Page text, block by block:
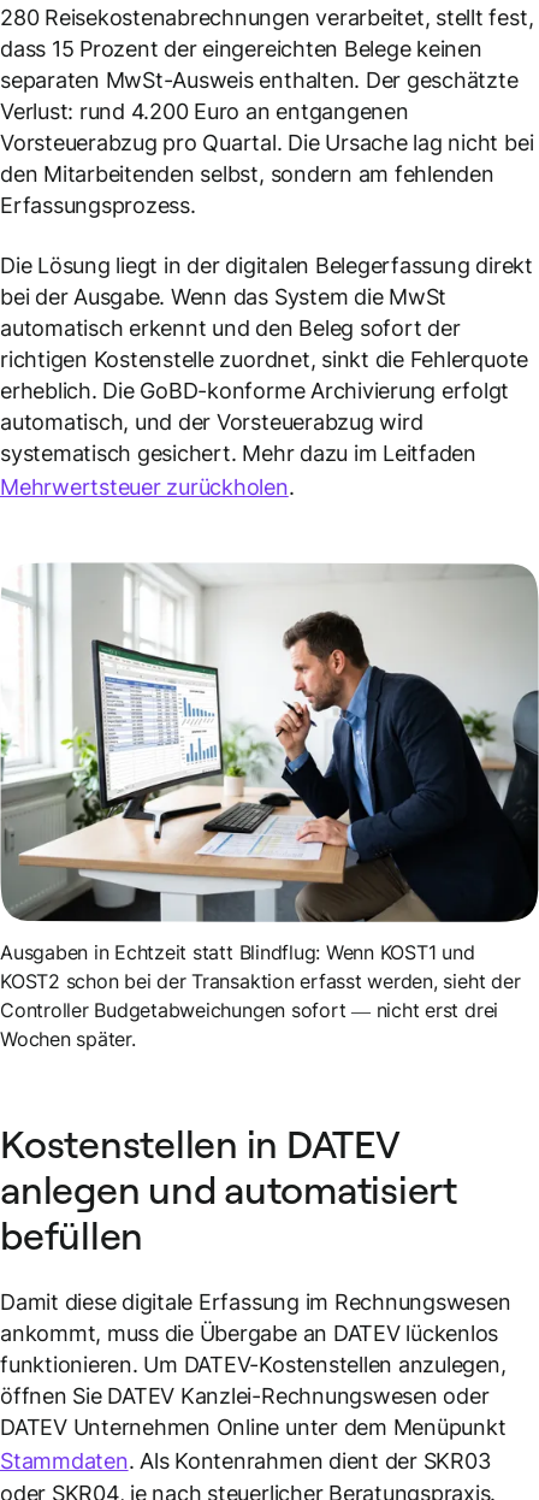
280 Reisekostenabrechnungen verarbeitet, stellt fest,
dass 15 Prozent der eingereichten Belege keinen
separaten MwSt-Ausweis enthalten. Der geschätzte
Verlust: rund 4.200 Euro an entgangenen
Vorsteuerabzug pro Quartal. Die Ursache lag nicht bei
den Mitarbeitenden selbst, sondern am fehlenden
Erfassungsprozess.
Die Lösung liegt in der digitalen Belegerfassung direkt
bei der Ausgabe. Wenn das System die MwSt
automatisch erkennt und den Beleg sofort der
richtigen Kostenstelle zuordnet, sinkt die Fehlerquote
erheblich. Die GoBD-konforme Archivierung erfolgt
automatisch, und der Vorsteuerabzug wird
systematisch gesichert. Mehr dazu im Leitfaden
Mehrwertsteuer zurückholen.
Ausgaben in Echtzeit statt Blindflug: Wenn KOST1 und
KOST2 schon bei der Transaktion erfasst werden, sieht der
Controller Budgetabweichungen sofort — nicht erst drei
Wochen später.
Kostenstellen in DATEV
anlegen und automatisiert
befüllen
Damit diese digitale Erfassung im Rechnungswesen
ankommt, muss die Übergabe an DATEV lückenlos
funktionieren. Um DATEV-Kostenstellen anzulegen,
öffnen Sie DATEV Kanzlei-Rechnungswesen oder
DATEV Unternehmen Online unter dem Menüpunkt
Stammdaten. Als Kontenrahmen dient der SKR03
oder SKR04, je nach steuerlicher Beratungspraxis.